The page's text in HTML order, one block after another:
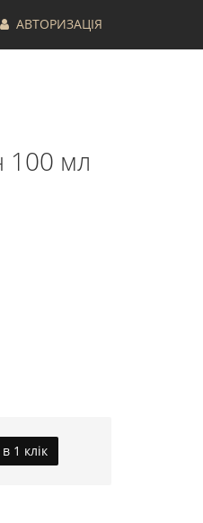
АВТОРИЗАЦІЯ
100 мл
1 клік